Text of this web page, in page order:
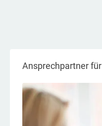
Ansprechpartner für